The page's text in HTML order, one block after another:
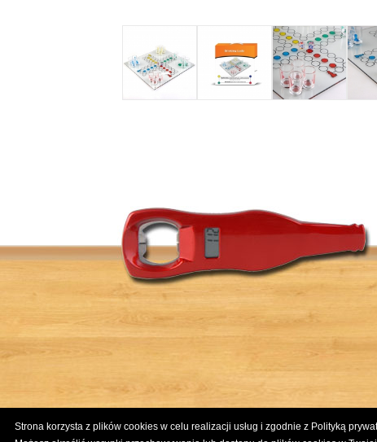
Strona korzysta z plików cookies w celu realizacji usług i zgodnie z Polityką